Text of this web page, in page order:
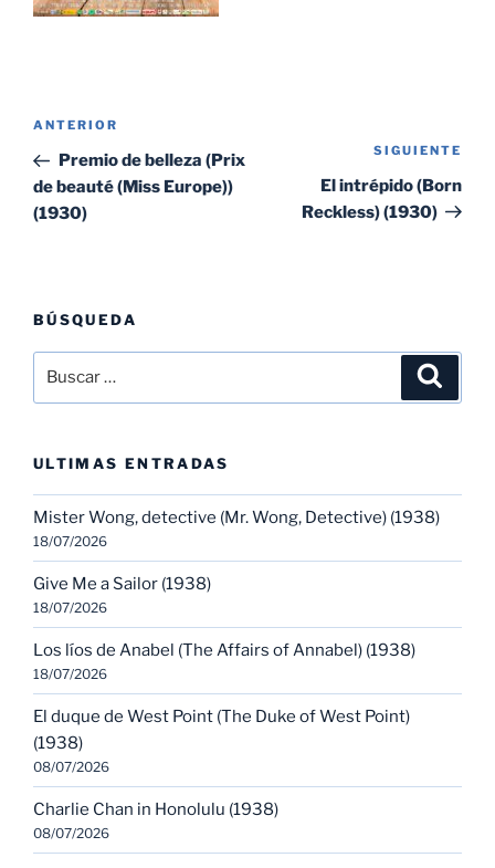
Navegación
entradas
Entrada
anterior:
ANTERIOR
Premio de belleza (Prix
de beauté (Miss Europe))
(1930)
SIGUIENTE
El intrépido (Born
Reckless) (1930)
BÚSQUEDA
por:
ULTIMAS ENTRADAS
Mister Wong, detective (Mr. Wong, Detective) (1938)
18/07/2026
Give Me a Sailor (1938)
18/07/2026
Los líos de Anabel (The Affairs of Annabel) (1938)
18/07/2026
El duque de West Point (The Duke of West Point)
(1938)
08/07/2026
Charlie Chan in Honolulu (1938)
08/07/2026